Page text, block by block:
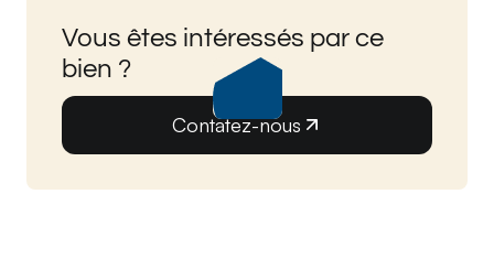
Vous êtes intéressés par ce
bien ?
Contatez-nous